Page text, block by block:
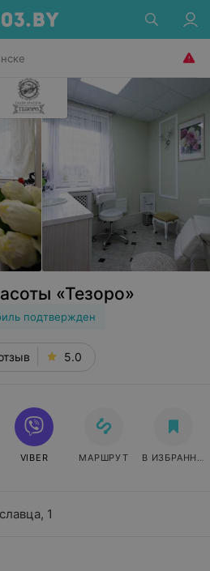
«Тезоро»
подтвержден
5.0
1
VIBER МАРШРУТ В ИЗБРАННОЕ